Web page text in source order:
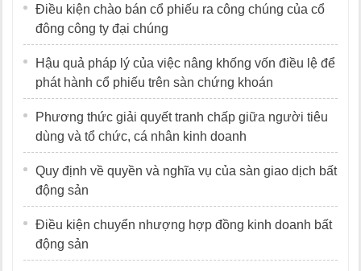
Điều kiện chào bán cổ phiếu ra công chúng của cổ
đông công ty đại chúng
Hậu quả pháp lý của việc nâng khống vốn điều lệ để
phát hành cổ phiếu trên sàn chứng khoán
Phương thức giải quyết tranh chấp giữa người tiêu
dùng và tổ chức, cá nhân kinh doanh
Quy định về quyền và nghĩa vụ của sàn giao dịch bất
động sản
Điều kiện chuyển nhượng hợp đồng kinh doanh bất
động sản